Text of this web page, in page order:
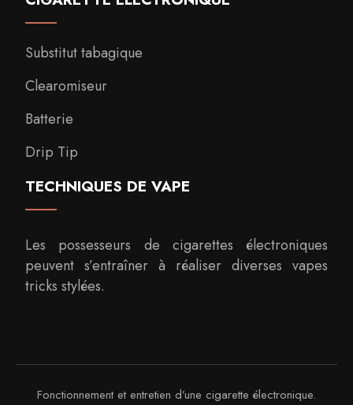
Substitut tabagique
Clearomiseur
Batterie
Drip Tip
TECHNIQUES DE VAPE
Les possesseurs de cigarettes électroniques
peuvent s’entraîner à réaliser diverses vapes
tricks stylées.
Fonctionnement et entretien d’une cigarette électronique.